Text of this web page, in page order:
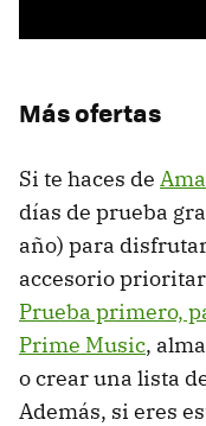
Más ofertas
Si te haces de
días de prueba
año) para
accesorio
Prueba primero,
Prime Music,
o crear una lista
Además, si eres